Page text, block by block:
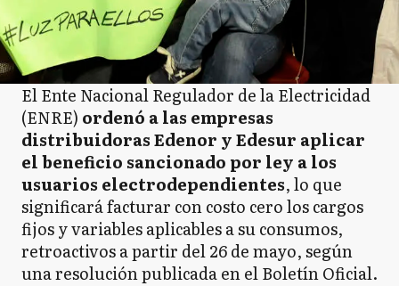
El Ente Nacional Regulador de la Electricidad
(ENRE) ordenó a las empresas
distribuidoras Edenor y Edesur aplicar
el beneficio sancionado por ley a los
usuarios electrodependientes, lo que
significará facturar con costo cero los cargos
fijos y variables aplicables a su consumos,
retroactivos a partir del 26 de mayo, según
una resolución publicada en el Boletín Oficial.